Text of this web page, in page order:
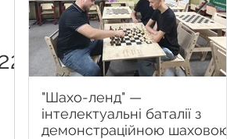
"Шахо-ленд" —
інтелектуальні баталії з
демонстраційною шаховою